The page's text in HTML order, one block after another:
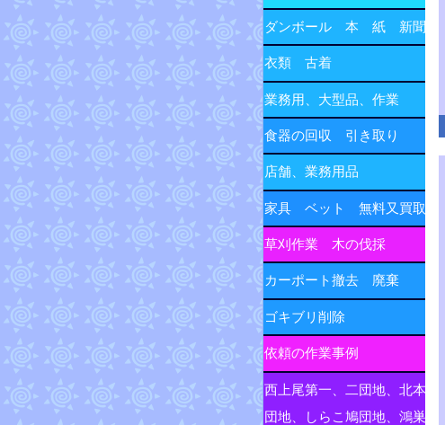
ダンボール 本 紙 新聞
衣類 古着
業務用、大型品、作業
食器の回収 引き取り
店舗、業務用品
家具 ベット 無料又買取
草刈作業 木の伐採
カーポート撤去 廃棄
ゴキブリ削除
依頼の作業事例
西上尾第一、二団地、北本
団地、しらこ鳩団地、鴻巣